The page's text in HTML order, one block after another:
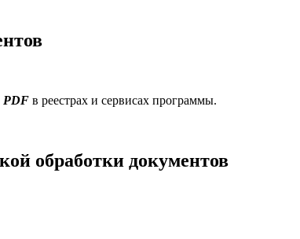
PDF в реестрах и сервисах программы.
обработки документов